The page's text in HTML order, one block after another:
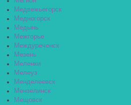
Медвежьегорск
Медногорск
Медынь
Межгорье
Междуреченск
Мезень
Меленки
Мелеуз
Менделеевск
Мензелинск
Мещовск